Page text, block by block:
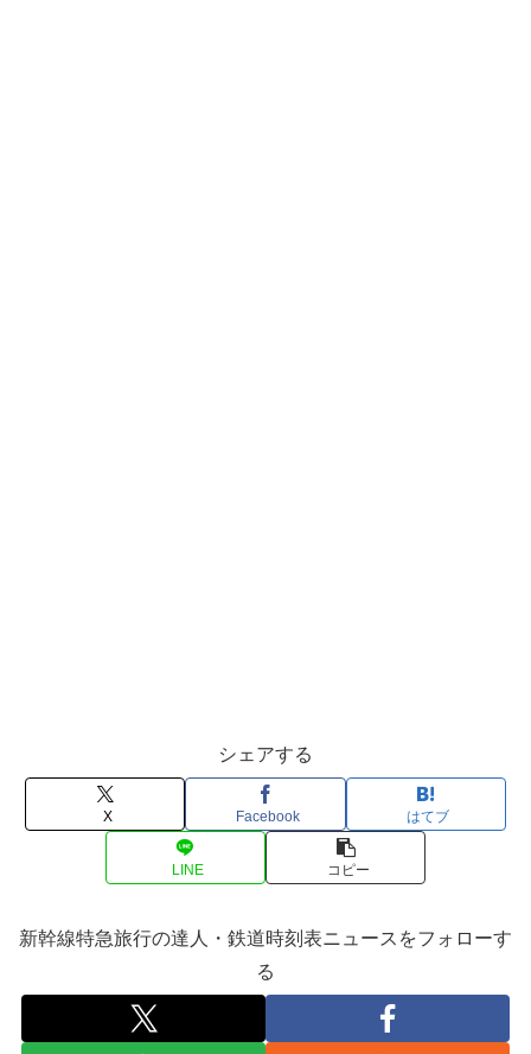
シェアする
X Facebook はてブ
LINE コピー
新幹線特急旅行の達人・鉄道時刻表ニュースをフォローす
る